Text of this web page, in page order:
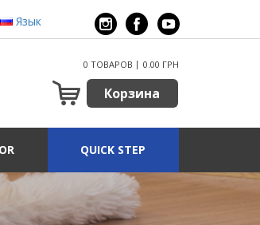
Язык
0 ТОВАРОВ 0.00 ГРН
Корзина
QUICK STEP